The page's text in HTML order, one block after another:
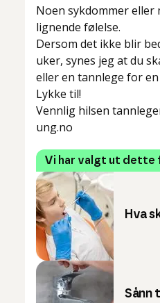
Noen sykdommer eller
lignende følelse.
Dersom det ikke blir
uker, synes jeg at du
eller en tannlege for en
Lykke til!
Vennlig hilsen
ung.no
Vi har valgt ut dette
Hva
Sånn